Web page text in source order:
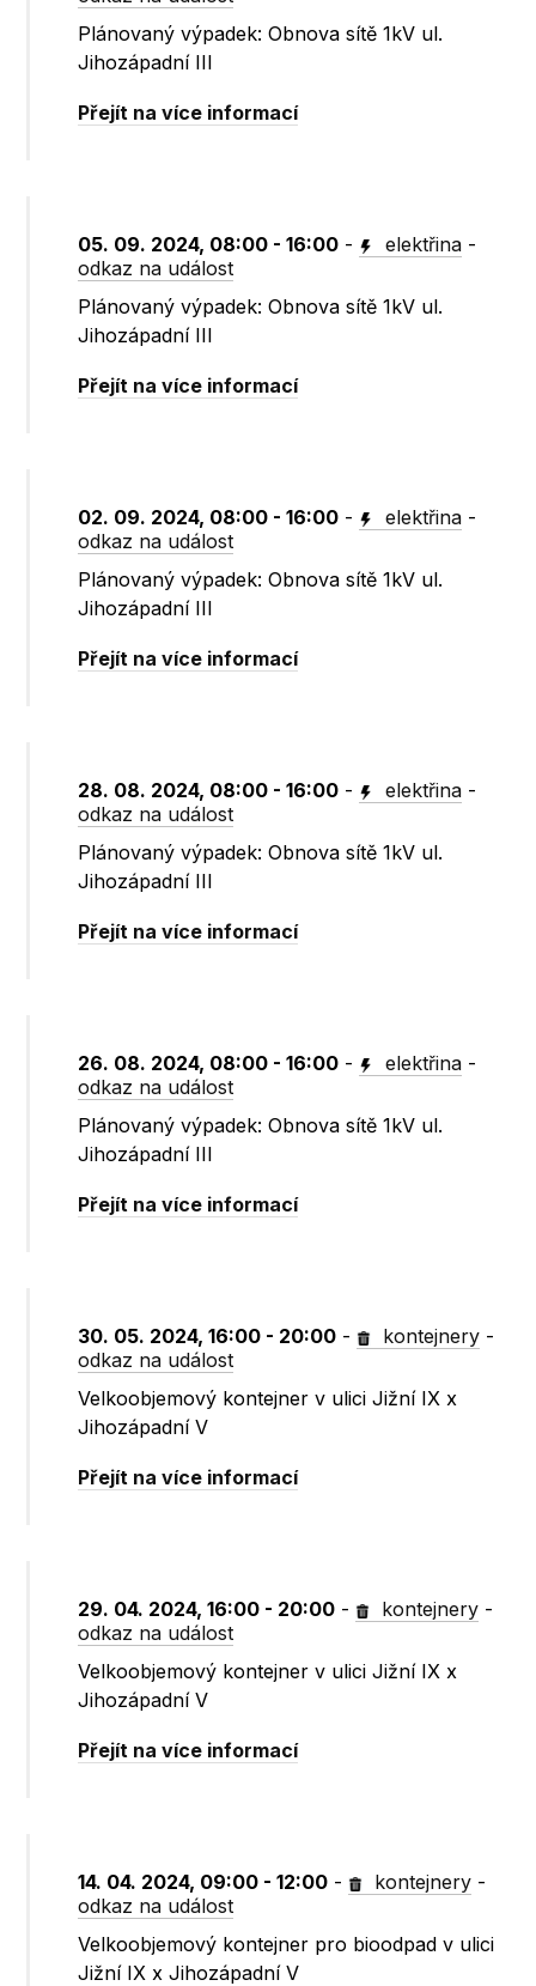
Plánovaný výpadek: Obnova sítě 1kV ul.
Jihozápadní III
Přejít na více informací
05. 09. 2024, 08:00 - 16:00 - elektřina -
odkaz na událost
Plánovaný výpadek: Obnova sítě 1kV ul.
Jihozápadní III
Přejít na více informací
02. 09. 2024, 08:00 - 16:00 - elektřina -
odkaz na událost
Plánovaný výpadek: Obnova sítě 1kV ul.
Jihozápadní III
Přejít na více informací
28. 08. 2024, 08:00 - 16:00 - elektřina -
odkaz na událost
Plánovaný výpadek: Obnova sítě 1kV ul.
Jihozápadní III
Přejít na více informací
26. 08. 2024, 08:00 - 16:00 - elektřina -
odkaz na událost
Plánovaný výpadek: Obnova sítě 1kV ul.
Jihozápadní III
Přejít na více informací
30. 05. 2024, 16:00 - 20:00 - kontejnery -
odkaz na událost
Velkoobjemový kontejner v ulici Jižní IX x
Jihozápadní V
Přejít na více informací
29. 04. 2024, 16:00 - 20:00 - kontejnery -
odkaz na událost
Velkoobjemový kontejner v ulici Jižní IX x
Jihozápadní V
Přejít na více informací
14. 04. 2024, 09:00 - 12:00 - kontejnery -
odkaz na událost
Velkoobjemový kontejner pro bioodpad v ulici
Jižní IX x Jihozápadní V